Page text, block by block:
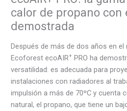
calor de propano con
demostrada
Después de más de dos años en el
Ecoforest ecoAIR+ PRO ha
versatilidad: es adecuada para
instalaciones con radiadores al
impulsión a más de 70ºC y cuenta
natural, el propano, que tiene un